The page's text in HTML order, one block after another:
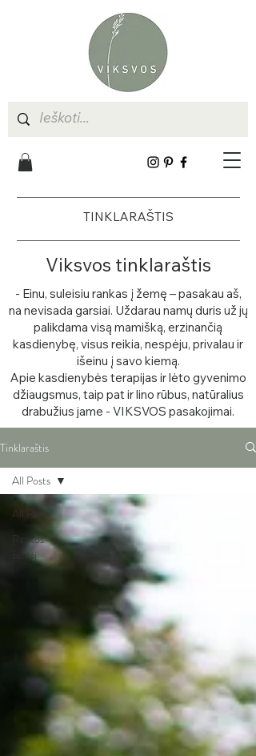
TINKLARAŠTIS
Viksvos tinklaraštis
- Einu, suleisiu rankas į žemę – pasakau aš,
na nevisada garsiai. Uždarau namų duris už jų
palikdama visą mamišką, erzinančią
kasdienybę, visus reikia, nespėju, privalau ir
išeinu į savo kiemą.
Apie kasdienybės terapijas ir lėto gyvenimo
džiaugsmus, taip pat ir lino rūbus, natūralius
drabužius jame - VIKSVOS pasakojimai.
Tinklaraštis
All Posts
Rankos
žemėj
All Posts